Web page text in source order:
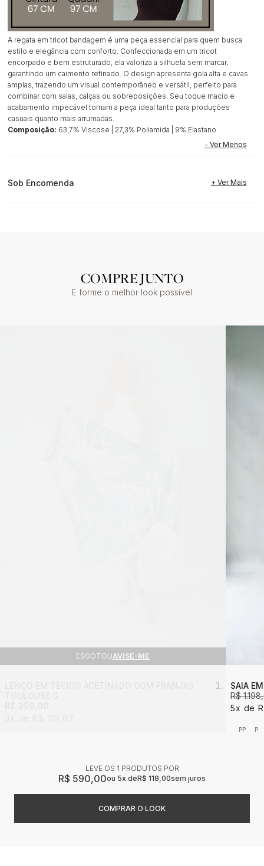
A regata em tricot bandagem é uma peça essencial para quem busca
estilo e elegância com conforto. Confeccionada em um tricot
encorpado e bem estruturado, ela valoriza a silhueta sem marcar,
garantindo um caimento refinado. O design apresenta gola alta e cavas
amplas, trazendo um visual contemporâneo e versátil, perfeito para
combinar com saias, calças ou sobreposições. Seu toque macio e
acabamento impecável tornam a peça ideal tanto para produções
casuais quanto mais arrumadas.
Composição: 63,7% Viscose | 27,3% Poliamida | 9% Elastano.
Sob Encomenda
COMPRE JUNTO
E forme o melhor look possível
ESGOTOUAVISE-ME
SAIA
R$
5x
PP P
LEVE OS 1 PRODUTOS
R$ 590,00 5x R$ 118,00sem juros